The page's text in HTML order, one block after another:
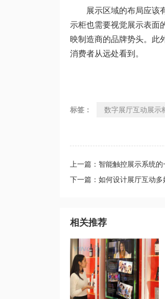
展示区域的布局应该有
示柜也需要视觉展示表面
映制造商的品牌势头。此
消费者从远处看到。
标签： 数字展厅互动展示
上一篇：智能触控展示系统
下一篇：如何设计展厅互动
相关推荐